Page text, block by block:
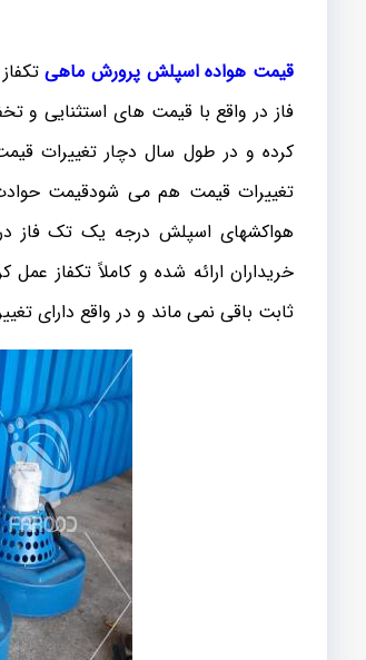
قیمت هواده اسپلش پرورش ماهی
فاز در واقع با قیمت های استثنایی و
کرده و در طول سال دچار تغییرات
تغییرات قیمت هم می شودقیمت
هواکشهای اسپلش درجه یک تک فاز
خریداران ارائه شده و کاملاً تکفاز
ثابت باقی نمی ماند و در واقع دارای